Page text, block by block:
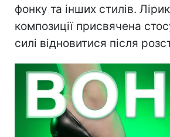
фонку та інших стилів.
композиції присвячена
силі відновитися після